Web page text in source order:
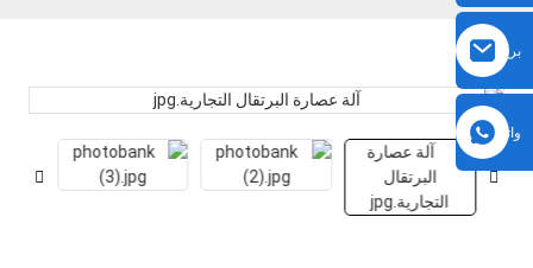
بريد
إلكتروني
واتساب